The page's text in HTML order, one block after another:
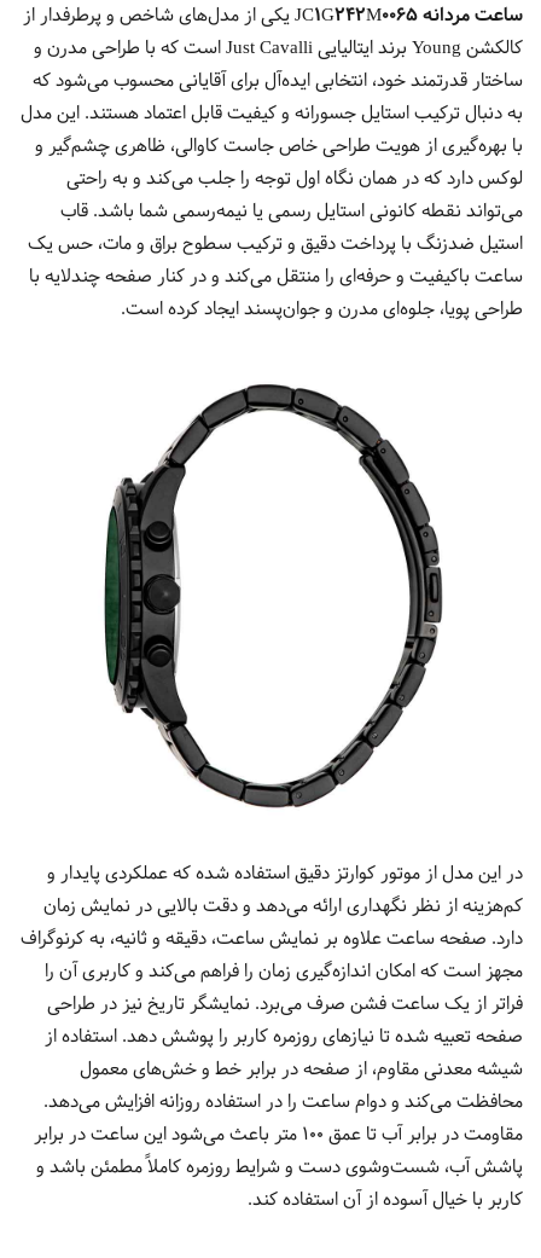
ساعت مردانه JC1G242M0065
یکی از مدل‌های شاخص و پرطرفدار از
کالکشن Young برند ایتالیایی
Just Cavalliاست که با طراحی مدرن و
ساختار قدرتمند خود، انتخابی ایده‌آل برای آقایانی محسوب می‌شود که
به دنبال ترکیب استایل جسورانه و کیفیت قابل اعتماد هستند. این مدل
با بهره‌گیری از هویت طراحی خاص جاست کاوالی، ظاهری چشم‌گیر و
لوکس دارد که در همان نگاه اول توجه را جلب می‌کند و به راحتی
می‌تواند نقطه کانونی استایل رسمی یا نیمه‌رسمی شما باشد. قاب
استیل ضدزنگ با پرداخت دقیق و ترکیب سطوح براق و مات، حس یک
ساعت باکیفیت و حرفه‌ای را منتقل می‌کند و در کنار صفحه چندلایه با
طراحی پویا، جلوه‌ای مدرن و جوان‌پسند ایجاد کرده است.
در این مدل از موتور کوارتز دقیق استفاده شده که عملکردی پایدار و
کم‌هزینه از نظر نگهداری ارائه می‌دهد و دقت بالایی در نمایش زمان
دارد. صفحه ساعت علاوه بر نمایش ساعت، دقیقه و ثانیه، به کرنوگراف
مجهز است که امکان اندازه‌گیری زمان را فراهم می‌کند و کاربری آن را
فراتر از یک ساعت فشن صرف می‌برد. نمایشگر تاریخ نیز در طراحی
صفحه تعبیه شده تا نیازهای روزمره کاربر را پوشش دهد. استفاده از
شیشه معدنی مقاوم، از صفحه در برابر خط و خش‌های معمول
محافظت می‌کند و دوام ساعت را در استفاده روزانه افزایش می‌دهد.
مقاومت در برابر آب تا عمق 100 متر باعث می‌شود این ساعت در برابر
پاشش آب، شست‌وشوی دست و شرایط روزمره کاملاً مطمئن باشد و
کاربر با خیال آسوده از آن استفاده کند.